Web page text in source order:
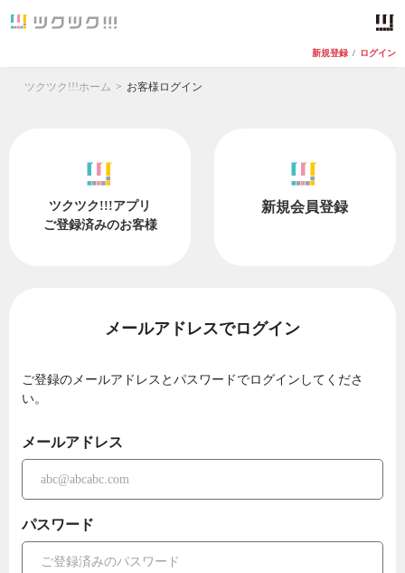
新規登録 / ログイン
ツクツク!!!ホーム お客様ログイン
ツクツク!!!アプリ
ご登録済みのお客様
新規会員登録
メールアドレスでログイン
ご登録のメールアドレスとパスワードでログインしてくださ
い。
メールアドレス
パスワード